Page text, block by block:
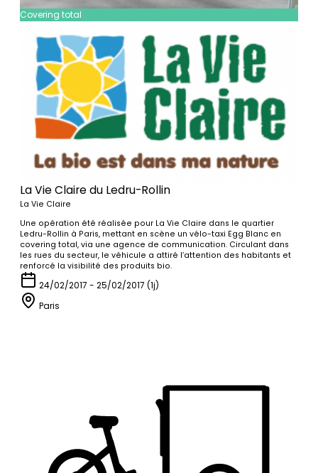
Covering total
La Vie Claire du Ledru-Rollin
La Vie Claire
Une opération été réalisée pour La Vie Claire dans le quartier
Ledru-Rollin à Paris, mettant en scène un vélo-taxi Egg Blanc en
covering total, via une agence de communication. Circulant dans
les rues du secteur, le véhicule a attiré l’attention des habitants et
renforcé la visibilité des produits bio.
24/02/2017 - 25/02/2017 (1j)
Paris